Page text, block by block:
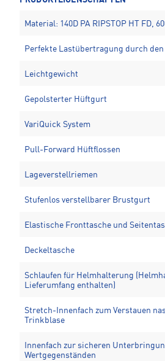
Material: 140D PA RIPSTOP HT FD,
Perfekte Lastübertragung durch den
Leichtgewicht
Gepolsterter Hüftgurt
VariQuick System
Pull-Forward Hüftflossen
Lageverstellriemen
Stufenlos verstellbarer Brustgurt
Elastische Fronttasche und
Deckeltasche
Schlaufen für Helmhalterung
Lieferumfang enthalten)
Stretch-Innenfach zum Verstauen
Trinkblase
Innenfach zur sicheren
Wertgegenständen